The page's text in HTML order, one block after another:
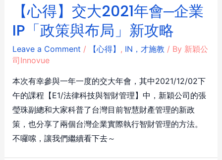
【心得】交大2021年會─企業
IP「政策與布局」新攻略
Leave a Comment / 【心得】 , IN，才施教 / By 新穎公
司Innovue
本次有幸參與一年一度的交大年會，其中2021/12/02下
午的課程【E1/法律科技與智財管理】中，新穎公司的張
瑩珠副總和大家科普了台灣目前智慧財產管理的新政
策，也分享了兩個台灣企業實際執行智財管理的方法。
不囉嗦，讓我們繼續看下去～